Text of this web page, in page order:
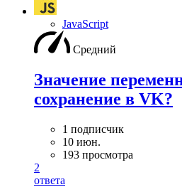
JavaScript
Средний
Значение
сохранение в VK?
1 подписчик
10 июн.
193 просмотра
2
ответа